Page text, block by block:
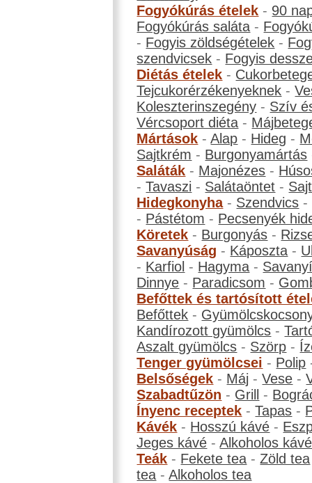
Fogyókúrás ételek - 90
Fogyókúrás saláta -
- Fogyis zöldségételek -
szendvicsek - Fogyis
Diétás ételek -
Tejcukorérzékenyeknek -
Koleszterinszegény - Szív
Vércsoport diéta -
Mártások -Alap - Hideg -
Sajtkrém - Burgonyamártás
Saláták - Majonézes -
-Tavaszi - Salátaöntet -
Hidegkonyha- Szendvics -
- Pástétom - Pecsenyék
Köretek - Burgonyás -
Savanyúság - Káposzta -
- Karfiol - Hagyma -
Dinnye - Paradicsom -
Befőttek és tartósított
Befőttek -
Kandírozott gyümölcs -
Aszalt gyümölcs - Szörp -
Tenger gyümölcsei - Polip
Belsőségek - Máj -Vese -
Szabadtűzön - Grill -
Ínyenc receptek -Tapas -
Kávék - Hosszú kávé -
Jeges kávé -Alkoholos kávé
Teák - Fekete tea -Zöld tea
tea -Alkoholos tea